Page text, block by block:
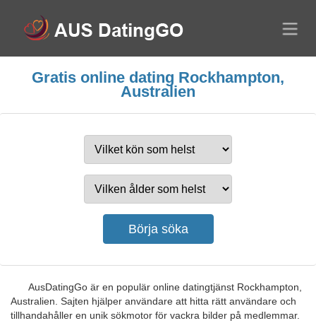
Gratis online dating Rockhampton,
Australien
AusDatingGo är en populär online datingtjänst Rockhampton,
Australien. Sajten hjälper användare att hitta rätt användare och
tillhandahåller en unik sökmotor för vackra bilder på medlemmar.